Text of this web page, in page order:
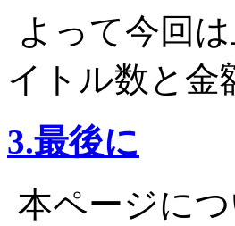
よって今回
イトル数と金
3.最後に
本ページに